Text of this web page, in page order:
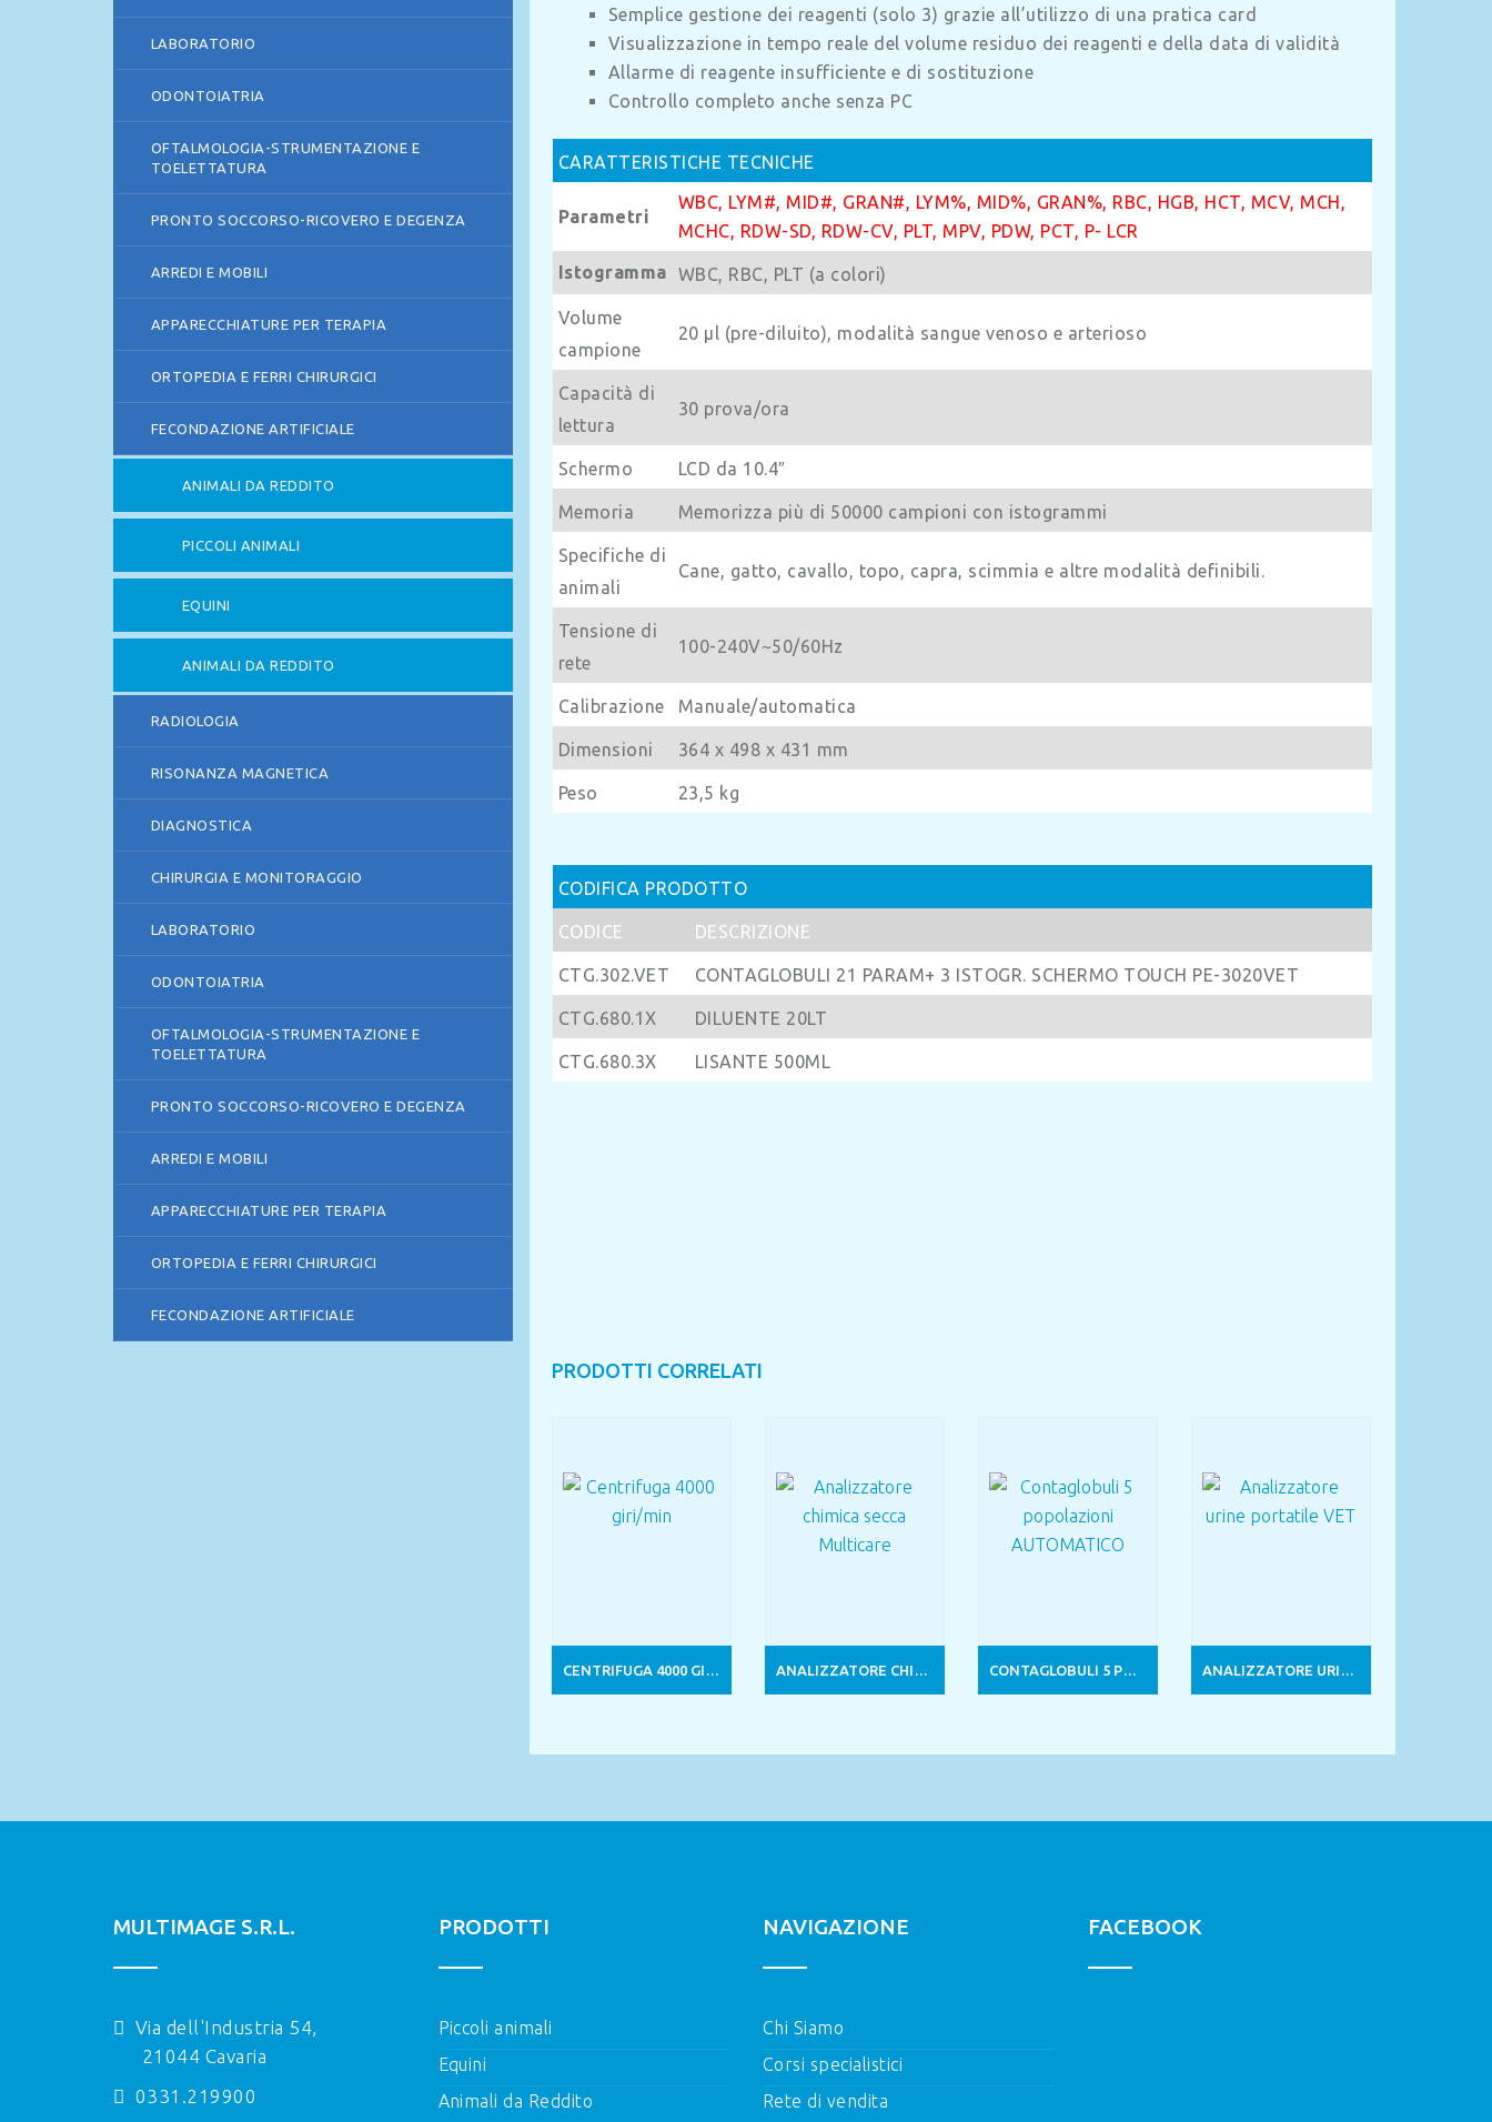
LABORATORIO
ODONTOIATRIA
OFTALMOLOGIA-STRUMENTAZIONE E
TOELETTATURA
PRONTO SOCCORSO-RICOVERO E DEGENZA
ARREDI E MOBILI
APPARECCHIATURE PER TERAPIA
ORTOPEDIA E FERRI CHIRURGICI
FECONDAZIONE ARTIFICIALE
ANIMALI DA REDDITO
PICCOLI ANIMALI
EQUINI
ANIMALI DA REDDITO
RADIOLOGIA
RISONANZA MAGNETICA
DIAGNOSTICA
CHIRURGIA E MONITORAGGIO
LABORATORIO
ODONTOIATRIA
OFTALMOLOGIA-STRUMENTAZIONE E
TOELETTATURA
PRONTO SOCCORSO-RICOVERO E DEGENZA
ARREDI E MOBILI
APPARECCHIATURE PER TERAPIA
ORTOPEDIA E FERRI CHIRURGICI
FECONDAZIONE ARTIFICIALE
Semplice gestione dei reagenti (solo 3) grazie all’utilizzo di una pratica card
Visualizzazione in tempo reale del volume residuo dei reagenti e della data di validità
Allarme di reagente insufficiente e di sostituzione
Controllo completo anche senza PC
CARATTERISTICHE TECNICHE
Parametri
WBC, LYM#, MID#, GRAN#, LYM%, MID%, GRAN%, RBC, HGB, HCT, MCV, MCH,
MCHC, RDW-SD, RDW-CV, PLT, MPV, PDW, PCT, P- LCR
Istogramma WBC, RBC, PLT (a colori)
Volume
campione
20 µl (pre-diluito), modalità sangue venoso e arterioso
Capacità di
lettura
30 prova/ora
Schermo LCD da 10.4″
Memoria Memorizza più di 50000 campioni con istogrammi
Specifiche di
animali
Cane, gatto, cavallo, topo, capra, scimmia e altre modalità definibili.
Tensione di
rete
100-240V~50/60Hz
Calibrazione Manuale/automatica
Dimensioni 364 x 498 x 431 mm
Peso 23,5 kg
CODIFICA PRODOTTO
CODICE DESCRIZIONE
CTG.302.VET CONTAGLOBULI 21 PARAM+ 3 ISTOGR. SCHERMO TOUCH PE-3020VET
CTG.680.1X DILUENTE 20LT
CTG.680.3X LISANTE 500ML
PRODOTTI CORRELATI
CENTRIFUGA 4000 GIRI/MIN ANALIZZATORE CHIMICA SECCA MULTICARE CONTAGLOBULI 5 POPOLAZIONI AUTOMATICO ANALIZZATORE URINE PORTATILE VET
MULTIMAGE S.R.L.
Via dell'Industria 54,
21044 Cavaria
0331.219900
PRODOTTI
Piccoli animali
Equini
Animali da Reddito
NAVIGAZIONE
Chi Siamo
Corsi specialistici
Rete di vendita
FACEBOOK